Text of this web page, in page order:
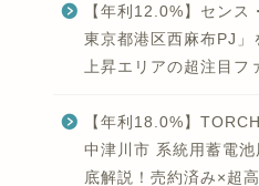
【年利12.0%】セン
東京都港区西麻布PJ」
上昇エリアの超注目フ
【年利18.0%】
中津川市 系統用蓄電
底解説！売約済み×超